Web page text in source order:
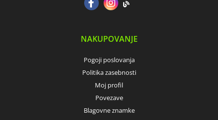
NAKUPOVANJE
Pogoji poslovanja
Politika zasebnosti
Moj profil
Povezave
Blagovne znamke